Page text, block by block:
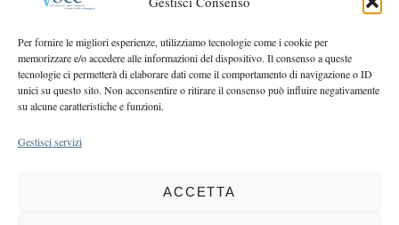
Per fornire le migliori esperienze, utilizziamo tecnologie come i cookie per
memorizzare e/o accedere alle informazioni del dispositivo. Il consenso a queste
tecnologie ci permetterà di elaborare dati come il comportamento di navigazione o ID
unici su questo sito. Non acconsentire o ritirare il consenso può influire negativamente
su alcune caratteristiche e funzioni.
Gestisci servizi
ACCETTA
destinati al territorio
EDITORIALE DIRETTORE
Crescere restando riconoscibili
EDITORIALE PRESIDENTE
Costruire futuro insieme
COPYRIGHT 2025 LA VOCE |PRIVACY